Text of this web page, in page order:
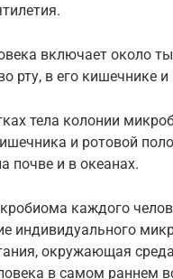
включает около
рту, в его кишечнике
тела колонии
и ротовой
почве и в океанах.
каждого
индивидуального
окружающая
в самом раннем